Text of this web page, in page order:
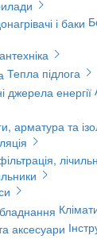
Тепла підлога